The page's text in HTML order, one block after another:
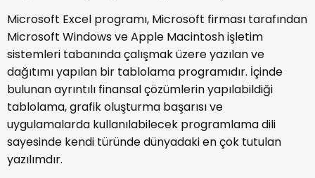
Microsoft Excel programı, Microsoft firması tarafından
Microsoft Windows ve Apple Macintosh işletim
sistemleri tabanında çalışmak üzere yazılan ve
dağıtımı yapılan bir tablolama programıdır. İçinde
bulunan ayrıntılı finansal çözümlerin yapılabildiği
tablolama, grafik oluşturma başarısı ve
uygulamalarda kullanılabilecek programlama dili
sayesinde kendi türünde dünyadaki en çok tutulan
yazılımdır.